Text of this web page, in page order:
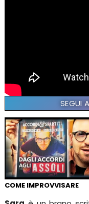
SEGUI
COME IMPROVVISARE